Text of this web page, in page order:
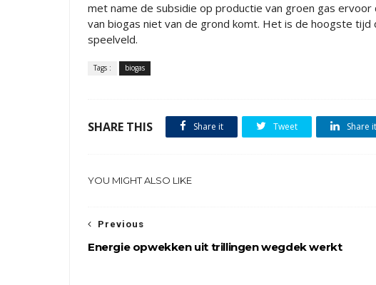
met name de subsidie op productie van groen gas
van biogas niet van de grond komt. Het is de hoogste
speelveld.
Tags : biogas
SHARE THIS Share it Tweet Share it
YOU MIGHT ALSO LIKE
Previous
Energie opwekken uit trillingen wegdek werkt